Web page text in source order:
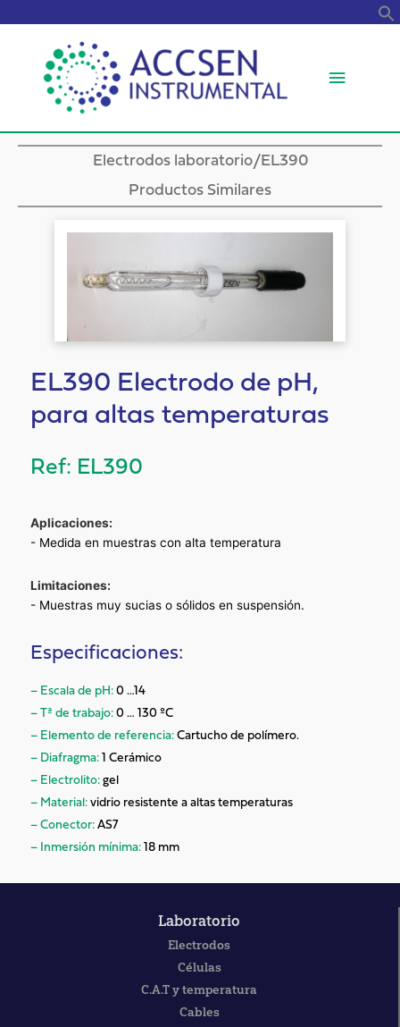
Menú
Electrodos laboratorio/EL390
Productos Similares
EL390 Electrodo de pH,
para altas temperaturas
EL390
Aplicaciones:
- Medida en muestras con alta temperatura
Limitaciones:
- Muestras muy sucias o sólidos en suspensión.
Especificaciones:
– Escala de pH: 0 …14
– Tª de trabajo: 0 … 130 ºC
– Elemento de referencia: Cartucho de polímero.
– Diafragma: 1 Cerámico
– Electrolito: gel
– Material: vidrio resistente a altas temperaturas
– Conector: AS7
– Inmersión mínima: 18 mm
Laboratorio
Electrodos
Células
C.A.T y temperatura
Cables